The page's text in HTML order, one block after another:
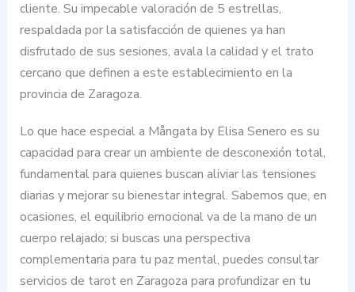
cliente. Su impecable valoración de 5 estrellas,
respaldada por la satisfacción de quienes ya han
disfrutado de sus sesiones, avala la calidad y el trato
cercano que definen a este establecimiento en la
provincia de Zaragoza.
Lo que hace especial a Mångata by Elisa Senero es su
capacidad para crear un ambiente de desconexión total,
fundamental para quienes buscan aliviar las tensiones
diarias y mejorar su bienestar integral. Sabemos que, en
ocasiones, el equilibrio emocional va de la mano de un
cuerpo relajado; si buscas una perspectiva
complementaria para tu paz mental, puedes consultar
servicios de tarot en Zaragoza para profundizar en tu